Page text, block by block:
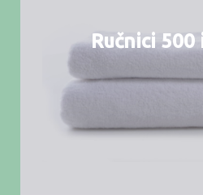
Ručnici 500